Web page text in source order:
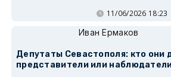
11/06/2026 18:23
Иван Ермаков
Депутаты Севастополя: кто они
представители или